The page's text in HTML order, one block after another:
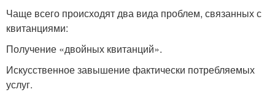
Чаще всего происходят два вида проблем, связанных с
квитанциями:
Получение «двойных квитанций».
Искусственное завышение фактически потребляемых
услуг.